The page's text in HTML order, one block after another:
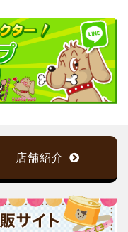
店舗紹介